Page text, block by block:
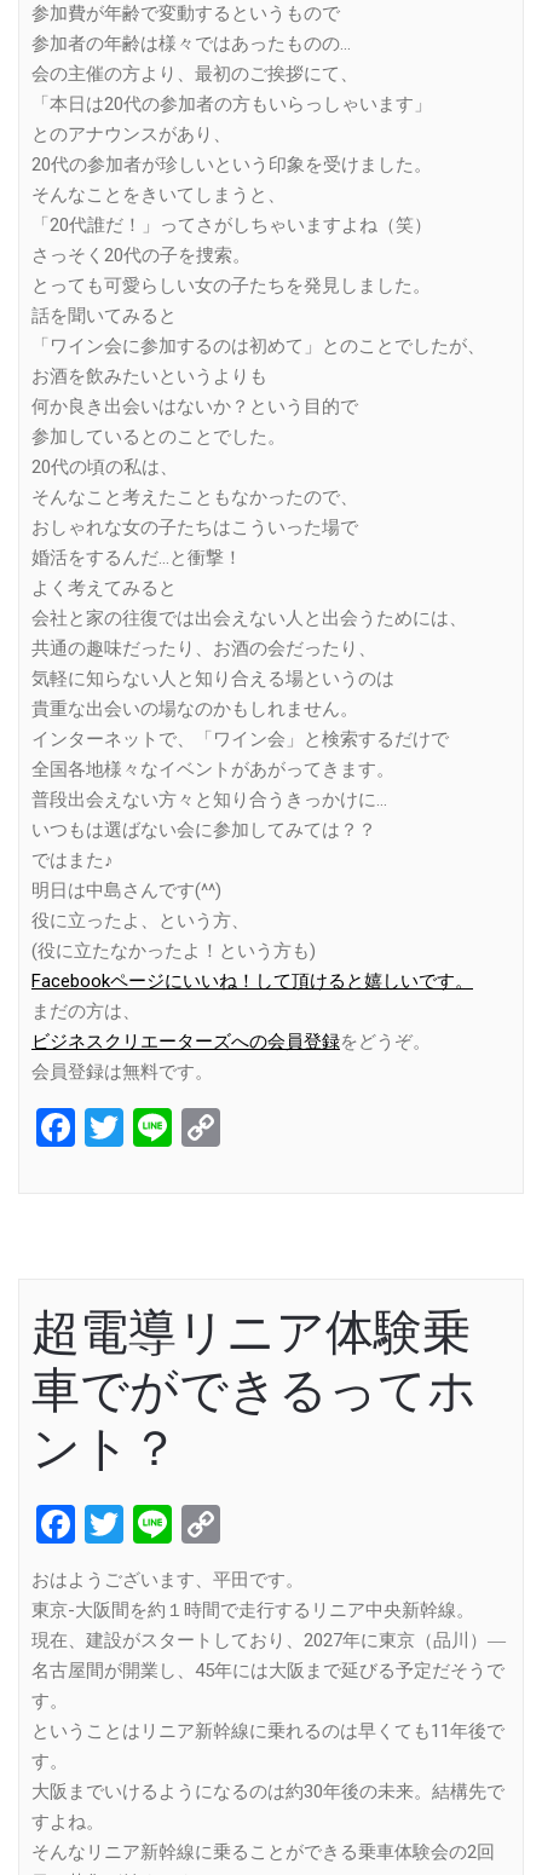
参加費が年齢で変動するというもので
参加者の年齢は様々ではあったものの…
会の主催の方より、最初のご挨拶にて、
「本日は20代の参加者の方もいらっしゃいます」
とのアナウンスがあり、
20代の参加者が珍しいという印象を受けました。
そんなことをきいてしまうと、
「20代誰だ！」ってさがしちゃいますよね（笑）
さっそく20代の子を捜索。
とっても可愛らしい女の子たちを発見しました。
話を聞いてみると
「ワイン会に参加するのは初めて」とのことでしたが、
お酒を飲みたいというよりも
何か良き出会いはないか？という目的で
参加しているとのことでした。
20代の頃の私は、
そんなこと考えたこともなかったので、
おしゃれな女の子たちはこういった場で
婚活をするんだ…と衝撃！
よく考えてみると
会社と家の往復では出会えない人と出会うためには、
共通の趣味だったり、お酒の会だったり、
気軽に知らない人と知り合える場というのは
貴重な出会いの場なのかもしれません。
インターネットで、「ワイン会」と検索するだけで
全国各地様々なイベントがあがってきます。
普段出会えない方々と知り合うきっかけに…
いつもは選ばない会に参加してみては？？
ではまた♪
明日は中島さんです(^^)
役に立ったよ、という方、
(役に立たなかったよ！という方も)
Facebookページにいいね！して頂けると嬉しいです。
まだの方は、
ビジネスクリエーターズへの会員登録をどうぞ。
会員登録は無料です。
Facebook
Twitter
Line
超電導リニア体験乗
車でができるってホ
ント？
Facebook
Twitter
Line
Link
おはようございます、平田です。
東京-大阪間を約１時間で走行するリニア中央新幹線。
現在、建設がスタートしており、2027年に東京（品川）―
名古屋間が開業し、45年には大阪まで延びる予定だそうで
す。
ということはリニア新幹線に乗れるのは早くても11年後で
す。
大阪までいけるようになるのは約30年後の未来。結構先で
すよね。
そんなリニア新幹線に乗ることができる乗車体験会の2回